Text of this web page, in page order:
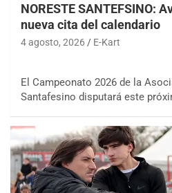
NORESTE SANTEFSINO:
nueva cita del calendario
4 agosto, 2026 E-Kart
El Campeonato 2026 de la
Santafesino disputará este